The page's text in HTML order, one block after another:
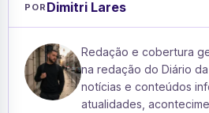
POR Dimitri Lares
Redação e cobertura
na redação do Diário
notícias e conteúdos
atualidades,